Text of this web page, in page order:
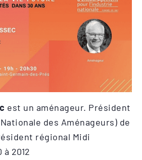
est un aménageur. Président
Nationale des Aménageurs) de
régional Midi
2012